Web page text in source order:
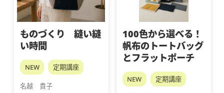
ものづくり 縫い縫
い時間
NEW 定期講座
名越　貴子
100色から選べる！
帆布のトートバッグ
とフラットポーチ
NEW 定期講座